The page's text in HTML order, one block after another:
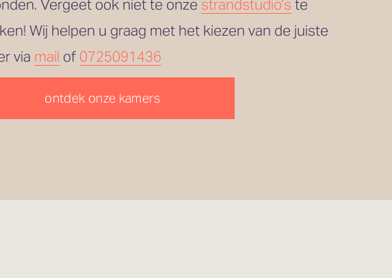
Vergeet ook niet te onze strandstudio’s te
Wij helpen u graag met het kiezen van de juiste
via mail of 0725091436
ontdek onze kamers